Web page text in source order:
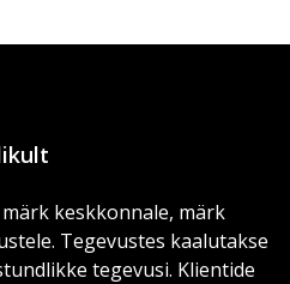
keskkonnale, märk
Tegevustes kaalutakse
tegevusi. Klientide